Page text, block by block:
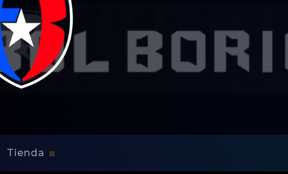
Tienda
estarán activos en la